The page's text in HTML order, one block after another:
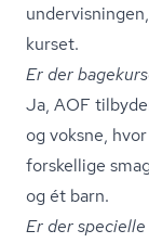
kurset.
Er der
Ja, AOF
og voksne,
forskellige
og ét barn.
Er der